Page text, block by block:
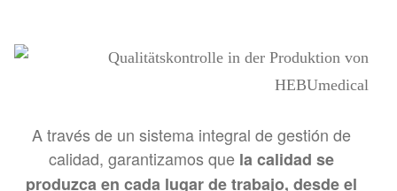
A través de un sistema integral de gestión de
calidad, garantizamos que la calidad se
produzca en cada lugar de trabajo, desde el